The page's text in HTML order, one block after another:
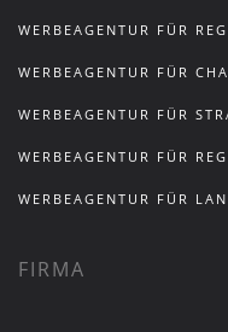
WERBEAGENTUR FÜR
WERBEAGENTUR FÜR
WERBEAGENTUR FÜR
WERBEAGENTUR FÜR
WERBEAGENTUR FÜR
FIRMA